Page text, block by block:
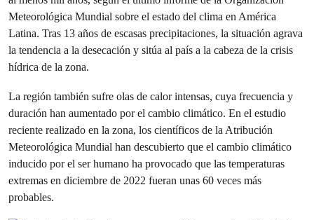
Meteorológica Mundial sobre el estado del clima en América
Latina. Tras 13 años de escasas precipitaciones, la situación agrava
la tendencia a la desecación y sitúa al país a la cabeza de la crisis
hídrica de la zona.
La región también sufre olas de calor intensas, cuya frecuencia y
duración han aumentado por el cambio climático. En el estudio
reciente realizado en la zona, los científicos de la Atribución
Meteorológica Mundial han descubierto que el cambio climático
inducido por el ser humano ha provocado que las temperaturas
extremas en diciembre de 2022 fueran unas 60 veces más
probables.